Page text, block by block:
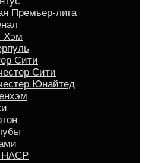
Премьер-лига
Хэм
Сити
Сити
Юнайтед